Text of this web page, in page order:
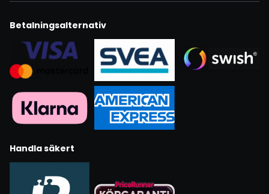
Betalningsalternativ
Handla säkert